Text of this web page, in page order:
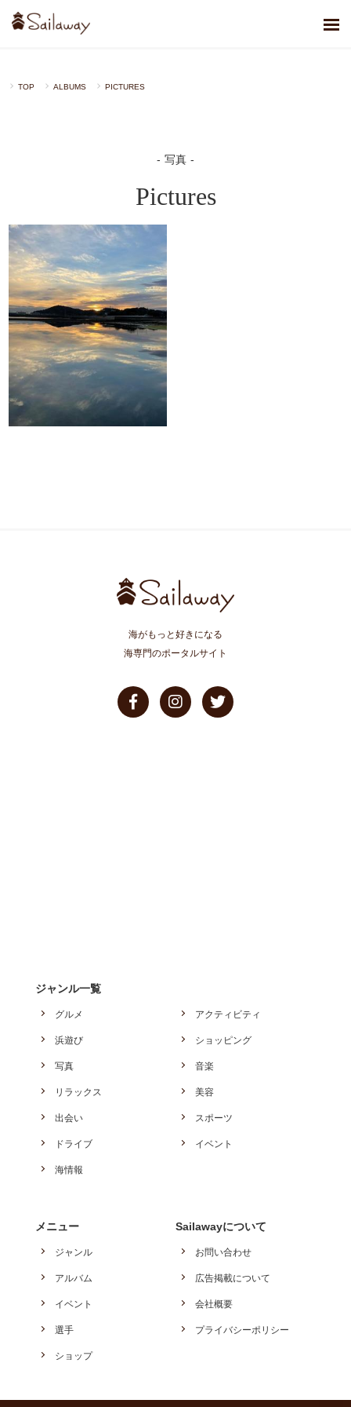
TOP ALBUMS PICTURES
写真
Pictures
海がもっと好きになる
海専門のポータルサイト
ジャンル一覧
グルメ アクティビティ
浜遊び ショッピング
写真 音楽
リラックス 美容
出会い スポーツ
ドライブ イベント
海情報
メニュー
ジャンル
アルバム
イベント
選手
ショップ
Sailawayについて
お問い合わせ
広告掲載について
会社概要
プライバシーポリシー